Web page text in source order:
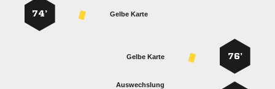
Gelbe Karte
74’
76’
Gelbe Karte
Auswechslung